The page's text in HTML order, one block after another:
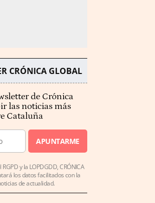
CRÓNICA GLOBAL
de Crónica
las noticias más
Cataluña
APUNTARME
y la LOPDGDD, CRÓNICA
los datos facilitados con la
de actualidad.